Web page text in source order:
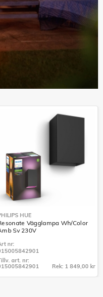
HUE
Vägglampa Wh/Color
Sv 230V
nr:
art. nr:
Rek: 1 849,00 kr